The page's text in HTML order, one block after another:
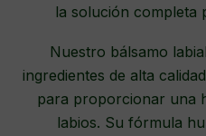
la solución completa
Nuestro bálsamo
ingredientes de alta
para proporcionar una
labios. Su fórmula